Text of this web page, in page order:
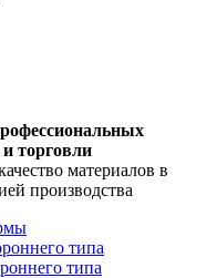
торговли
материалов в
производства
типа
типа